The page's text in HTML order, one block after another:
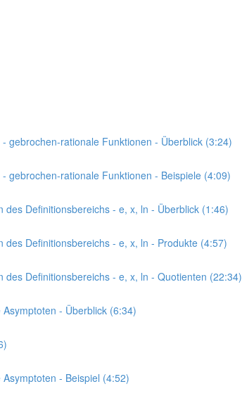
gebrochen-rationale Funktionen - Überblick (3:24)
gebrochen-rationale Funktionen - Beispiele (4:09)
Definitionsbereichs - e, x, ln - Überblick (1:46)
Definitionsbereichs - e, x, ln - Produkte (4:57)
Definitionsbereichs - e, x, ln - Quotienten (22:34)
- Überblick (6:34)
- Beispiel (4:52)